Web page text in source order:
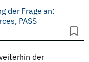
der Frage an:
PASS
der